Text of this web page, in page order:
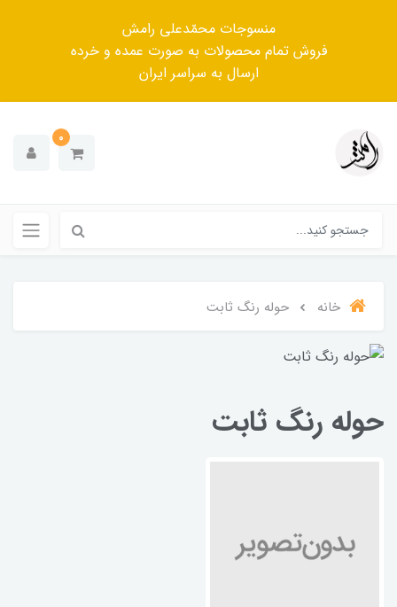
منسوجات محمّدعلی رامش
فروش تمام محصولات به صورت عمده و خرده
ارسال به سراسر ایران
0
خانه حوله رنگ ثابت
حوله رنگ ثابت